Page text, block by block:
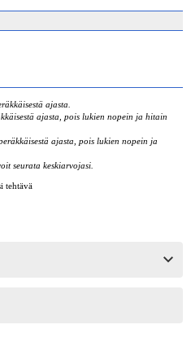
ajasta.
ajasta, pois lukien nopein ja hitain
ajasta, pois lukien nopein ja
seurata keskiarvojasi.
tehtävä